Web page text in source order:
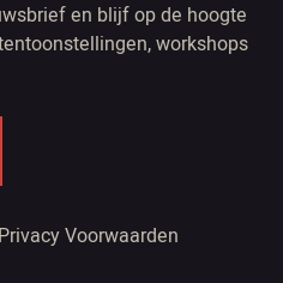
en blijf op de hoogte
workshops
Privacy Voorwaarden